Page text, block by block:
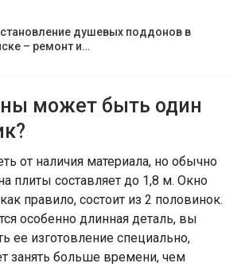
душевых поддонов в
– ремонт и…
может быть один
от наличия материала, но обычно
плиты составляет до 1,8 м. Окно
правило, состоит из 2 половинок.
особенно длинная деталь, вы
ее изготовление специально,
занять больше времени, чем